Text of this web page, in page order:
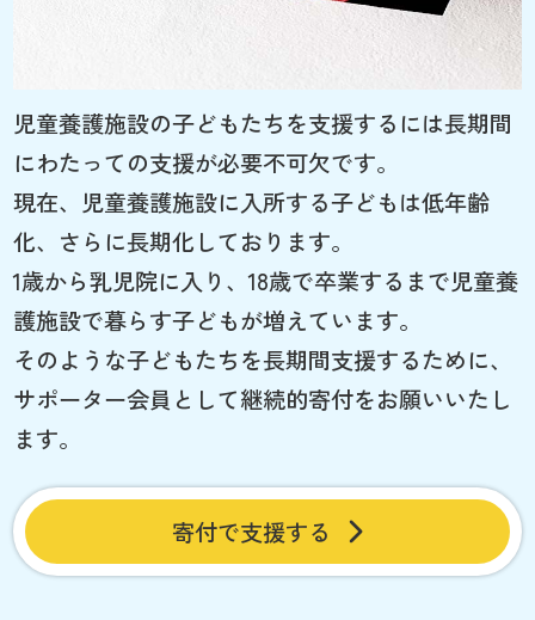
児童養護施設の子どもたちを支援するには長期間
にわたっての支援が必要不可欠です。
現在、児童養護施設に入所する子どもは低年齢
化、さらに長期化しております。
1歳から乳児院に入り、18歳で卒業するまで児童養
護施設で暮らす子どもが増えています。
そのような子どもたちを長期間支援するために、
サポーター会員として継続的寄付をお願いいたし
ます。
寄付で支援する